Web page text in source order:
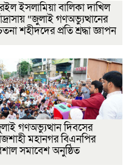
ইসলামিয়া বালিকা দাখিল
“জুলাই গণঅভ্যুত্থানের
শহীদদের প্রতি শ্রদ্ধা জ্ঞাপন
গণঅভ্যুত্থান দিবসের
মহানগর বিএনপির
সমাবেশ অনুষ্ঠিত